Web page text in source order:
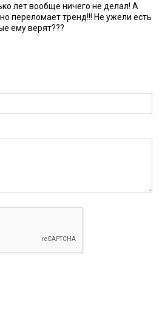
лет вообще ничего не делал! А
переломает тренд!!! Не ужели есть
ему верят???